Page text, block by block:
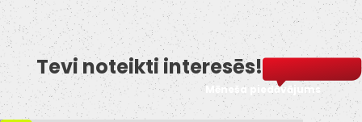
parkošanās
sensori.
-Aizmugurējie
parkošanās
sensori.
-Jumta reliņi.
Tevi noteikti interesēs!
Mēneša piedāvājums